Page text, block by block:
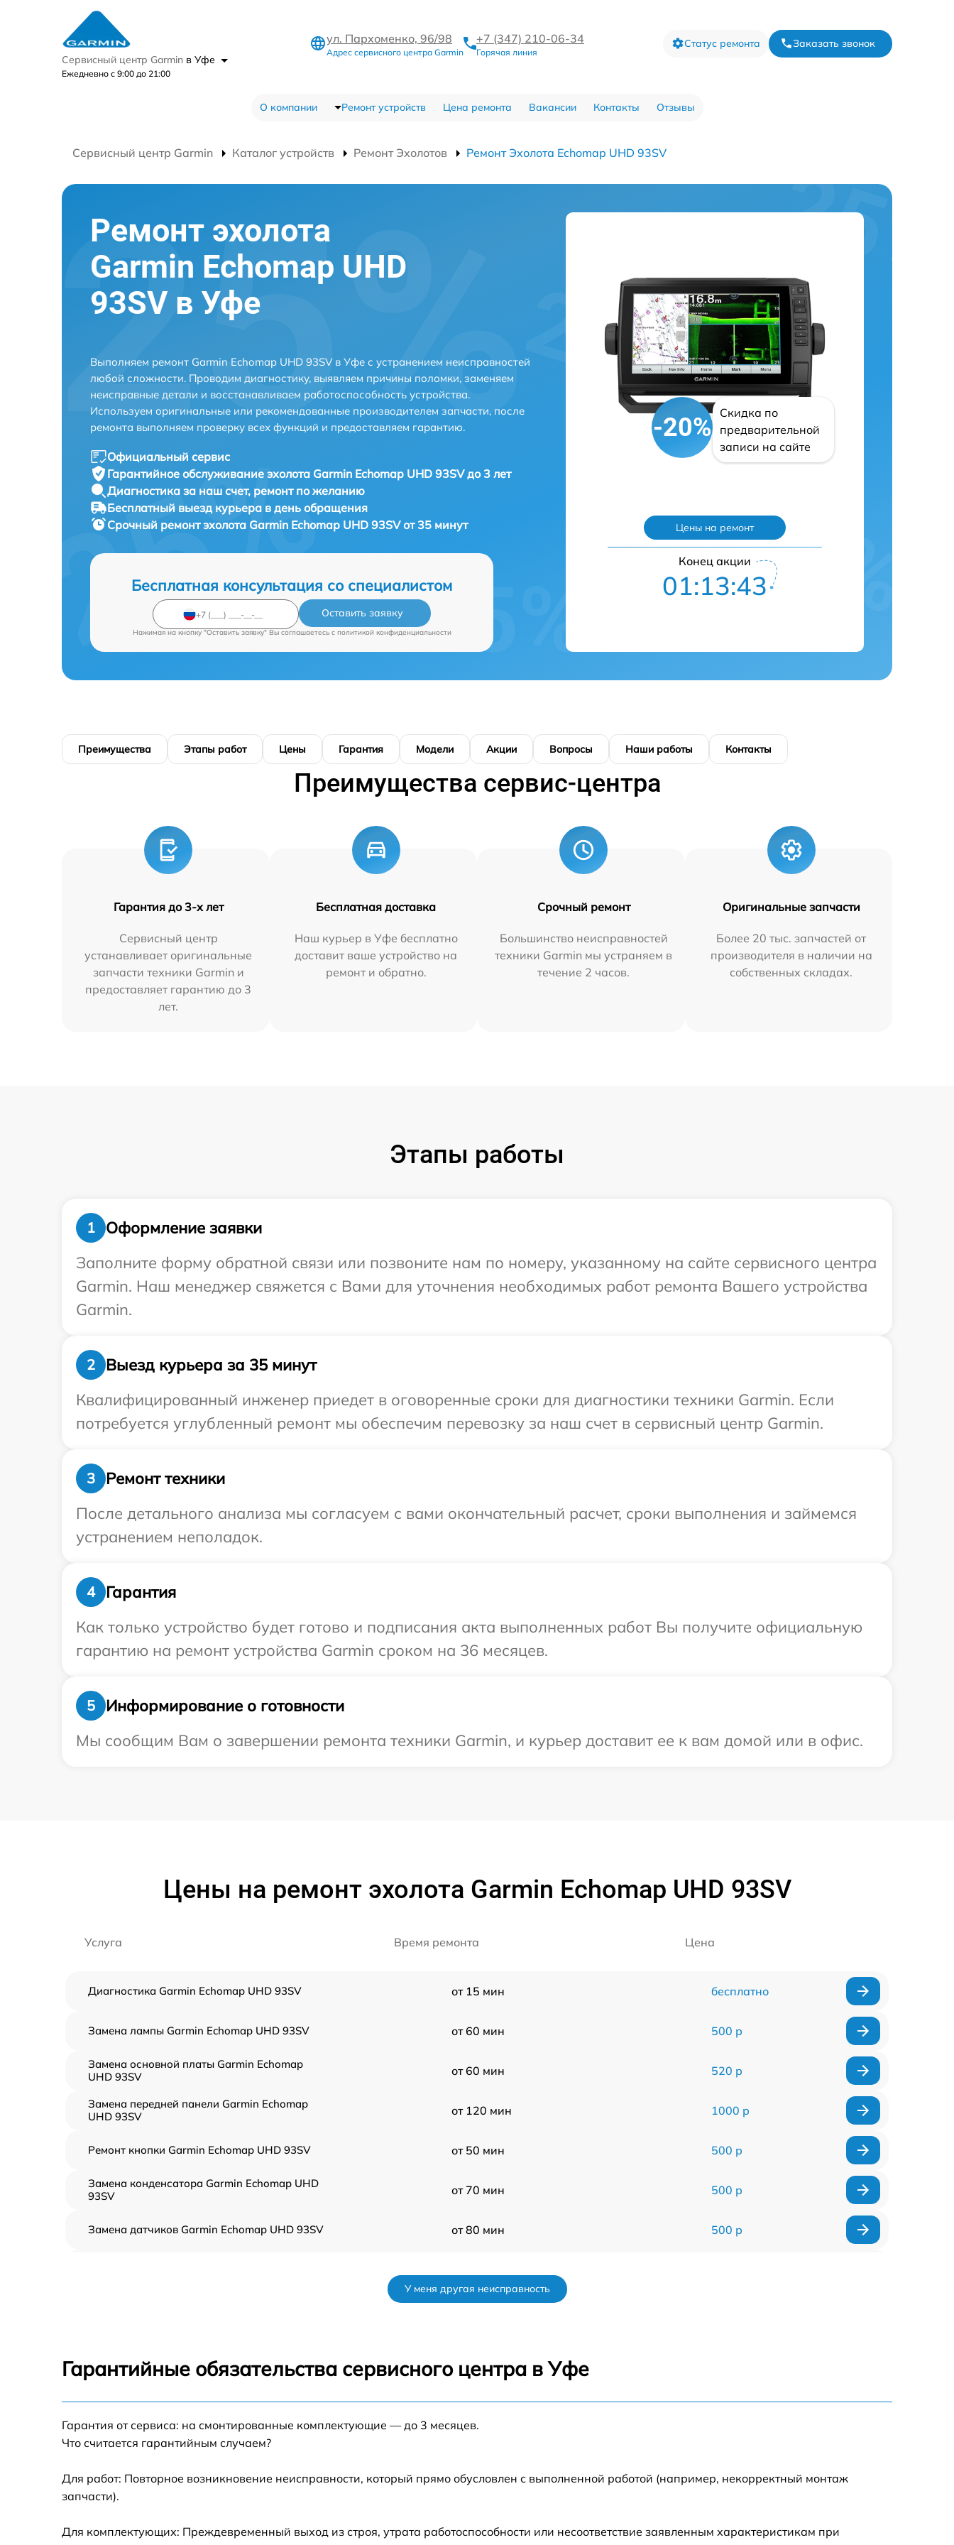
Сервисный центр Garmin в Уфе
Ежедневно с 9:00 до 21:00
ул. Пархоменко, 96/98
Адрес сервисного центра Garmin
+7 (347) 210-06-34
Горячая линия
Статус ремонта Заказать звонок
О компании Ремонт устройств Цена ремонта Вакансии Контакты Отзывы
Сервисный центр Garmin Каталог устройств Ремонт Эхолотов Ремонт Эхолота Echomap UHD 93SV
Ремонт эхолота
Garmin Echomap UHD
93SV в Уфе
Выполняем ремонт Garmin Echomap UHD 93SV в Уфе с устранением неисправностей
любой сложности. Проводим диагностику, выявляем причины поломки, заменяем
неисправные детали и восстанавливаем работоспособность устройства.
Используем оригинальные или рекомендованные производителем запчасти, после
ремонта выполняем проверку всех функций и предоставляем гарантию.
Официальный сервис
Гарантийное обслуживание эхолота Garmin Echomap UHD 93SV до 3 лет
Диагностика за наш счет, ремонт по желанию
Бесплатный выезд курьера в день обращения
Срочный ремонтэхолота Garmin Echomap UHD 93SV от 35 минут
Бесплатная консультация со специалистом
Оставить заявку
Нажимая на кнопку "Оставить заявку" Вы соглашаетесь c политикой конфиденциальности
-20%
Скидка по
предварительной
записи на сайте
Цены на ремонт
Конец акции
01:13:42
Преимущества Этапы работ Цены Гарантия Модели Акции Вопросы Наши работы Контакты
Преимущества сервис-центра
Гарантия до 3-х лет
Сервисный центр
устанавливает оригинальные
запчасти техники Garmin и
предоставляет гарантию до 3
лет.
Бесплатная доставка
Наш курьер в Уфе бесплатно
доставит ваше устройство на
ремонт и обратно.
Срочный ремонт
Большинство неисправностей
техники Garmin мы устраняем в
течение 2 часов.
Оригинальные запчасти
Более 20 тыс. запчастей от
производителя в наличии на
собственных складах.
Этапы работы
1
Оформление заявки
Заполните форму обратной связи или позвоните нам по номеру, указанному на сайте сервисного центра
Garmin. Наш менеджер свяжется с Вами для уточнения необходимых работ ремонта Вашего устройства
Garmin.
2
Выезд курьера за 35 минут
Квалифицированный инженер приедет в оговоренные сроки для диагностики техники Garmin. Если
потребуется углубленный ремонт мы обеспечим перевозку за наш счет в сервисный центр Garmin.
3
Ремонт техники
После детального анализа мы согласуем с вами окончательный расчет, сроки выполнения и займемся
устранением неполадок.
4
Гарантия
Как только устройство будет готово и подписания акта выполненных работ Вы получите официальную
гарантию на ремонт устройства Garmin сроком на 36 месяцев.
5
Информирование о готовности
Мы сообщим Вам о завершении ремонта техники Garmin, и курьер доставит ее к вам домой или в офис.
Цены на ремонт эхолота Garmin Echomap UHD 93SV
Услуга Время ремонта Цена
Диагностика Garmin Echomap UHD 93SV от 15 мин бесплатно
Замена лампы Garmin Echomap UHD 93SV от 60 мин 500 р
Замена основной платы Garmin Echomap
UHD 93SV
от 60 мин 520 р
Замена передней панели Garmin Echomap
UHD 93SV
от 120 мин 1000 р
Ремонт кнопки Garmin Echomap UHD 93SV от 50 мин 500 р
Замена конденсатора Garmin Echomap UHD
93SV
от 70 мин 500 р
Замена датчиков Garmin Echomap UHD 93SV от 80 мин 500 р
Прошивка Garmin Echomap UHD 93SV от 60 мин
У меня другая неисправность
Гарантийные обязательства сервисного центра в Уфе
Гарантия от сервиса: на смонтированные комплектующие — до 3 месяцев.
Что считается гарантийным случаем?
Для работ: Повторное возникновение неисправности, который прямо обусловлен с выполненной работой (например, некорректный монтаж
запчасти).
Для комплектующих: Преждевременный выход из строя, утрата работоспособности или несоответствие заявленным характеристикам при